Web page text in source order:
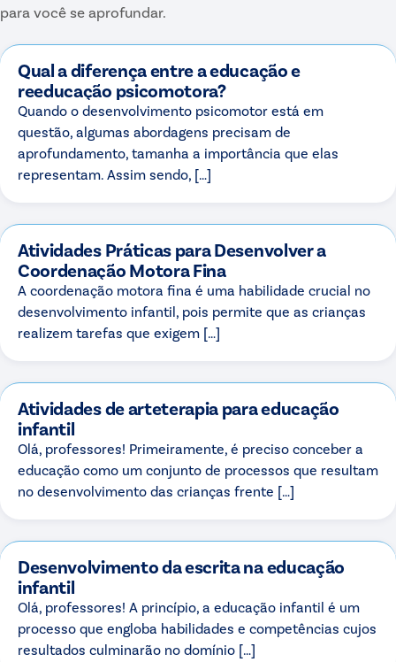
para você se aprofundar.
Qual a diferença entre a educação e
reeducação psicomotora?
Quando o desenvolvimento psicomotor está em
questão, algumas abordagens precisam de
aprofundamento, tamanha a importância que elas
representam. Assim sendo, […]
Atividades Práticas para Desenvolver a
Coordenação Motora Fina
A coordenação motora fina é uma habilidade crucial no
desenvolvimento infantil, pois permite que as crianças
realizem tarefas que exigem […]
Atividades de arteterapia para educação
infantil
Olá, professores! Primeiramente, é preciso conceber a
educação como um conjunto de processos que resultam
no desenvolvimento das crianças frente […]
Desenvolvimento da escrita na educação
infantil
Olá, professores! A princípio, a educação infantil é um
processo que engloba habilidades e competências cujos
resultados culminarão no domínio […]